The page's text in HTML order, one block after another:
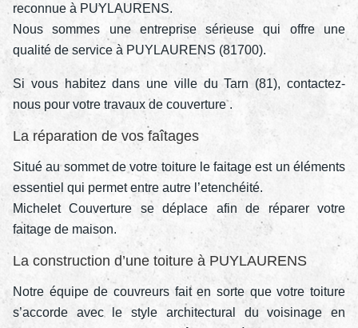
reconnue à PUYLAURENS.
Nous sommes une entreprise sérieuse qui offre une
qualité de service à PUYLAURENS (81700).
Si vous habitez dans une ville du Tarn (81), contactez-
nous pour votre travaux de couverture .
La réparation de vos faîtages
Situé au sommet de votre toiture le faitage est un éléments
essentiel qui permet entre autre l’etenchéité.
Michelet Couverture se déplace afin de réparer votre
faitage de maison.
La construction d’une toiture à PUYLAURENS
Notre équipe de couvreurs fait en sorte que votre toiture
s’accorde avec le style architectural du voisinage en